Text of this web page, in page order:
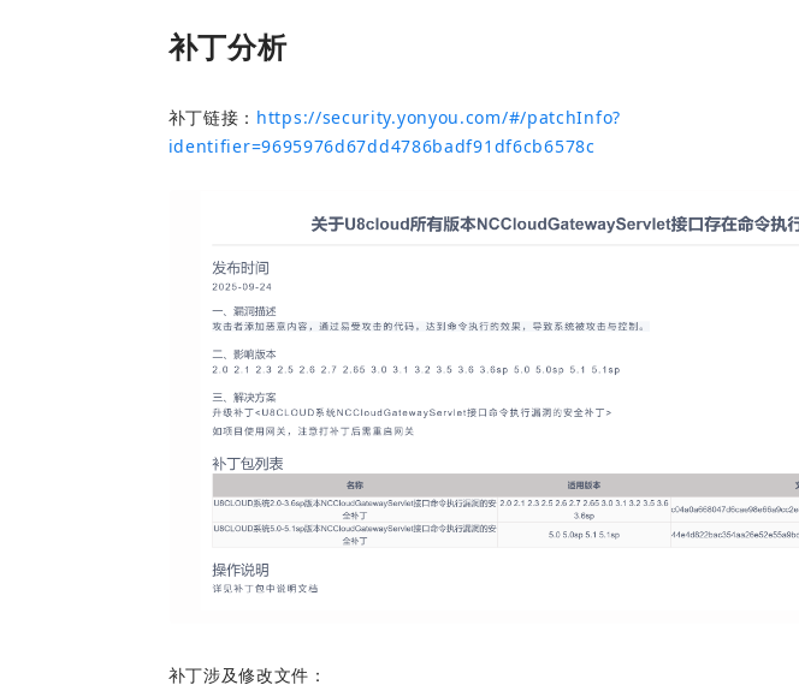
补丁分析
补丁链接： https://security.yonyou.com/#/patchInfo?
identifier=9695976d67dd4786badf91df6cb6578c
补丁涉及修改文件：